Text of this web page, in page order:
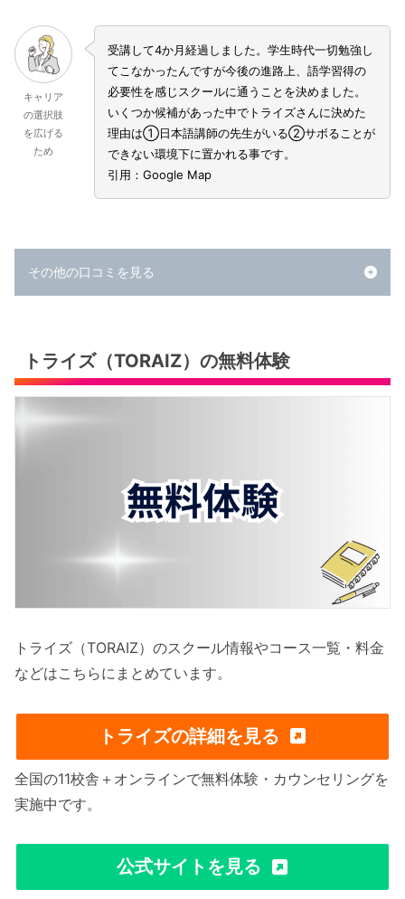
キャリア
の選択肢
を広げる
ため
受講して4か月経過しました。学生時代一切勉強し
てこなかったんですが今後の進路上、語学習得の
必要性を感じスクールに通うことを決めました。
いくつか候補があった中でトライズさんに決めた
理由は①日本語講師の先生がいる②サボることが
できない環境下に置かれる事です。
引用：Google Map
その他の口コミを見る
トライズ（TORAIZ）の無料体験
トライズ（TORAIZ）のスクール情報やコース一覧・料金
などはこちらにまとめています。
トライズの詳細を見る
全国の11校舎＋オンラインで無料体験・カウンセリングを
実施中です。
公式サイトを見る